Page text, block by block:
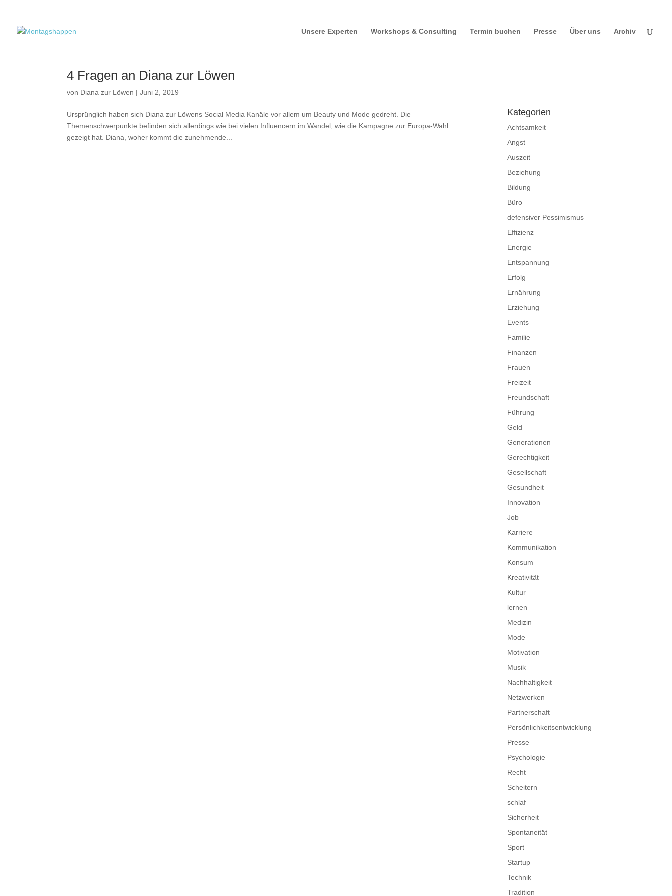
Unsere Experten Workshops & Consulting Termin buchen Presse Über uns Archiv
4 Fragen an Diana zur Löwen
von Diana zur Löwen |Juni 2, 2019
Ursprünglich haben sich Diana zur Löwens Social Media Kanäle vor allem um Beauty und Mode gedreht. Die
Themenschwerpunkte befinden sich allerdings wie bei vielen Influencern im Wandel, wie die Kampagne zur Europa-Wahl
gezeigt hat. Diana, woher kommt die zunehmende...
Kategorien
Achtsamkeit
Angst
Auszeit
Beziehung
Bildung
Büro
defensiver Pessimismus
Effizienz
Energie
Entspannung
Erfolg
Ernährung
Erziehung
Events
Familie
Finanzen
Frauen
Freizeit
Freundschaft
Führung
Geld
Generationen
Gerechtigkeit
Gesellschaft
Gesundheit
Innovation
Job
Karriere
Kommunikation
Konsum
Kreativität
Kultur
lernen
Medizin
Mode
Motivation
Musik
Nachhaltigkeit
Netzwerken
Partnerschaft
Persönlichkeitsentwicklung
Presse
Psychologie
Recht
Scheitern
schlaf
Sicherheit
Spontaneität
Sport
Startup
Technik
Tradition